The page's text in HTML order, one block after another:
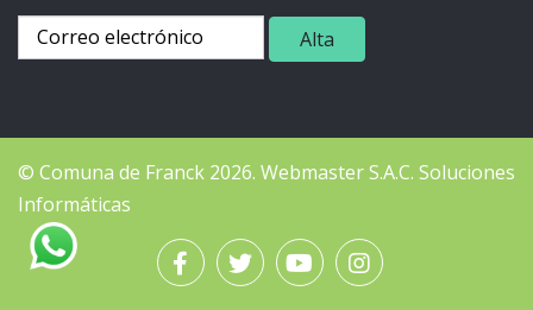
© Comuna de Franck 2026. WebmasterS.A.C. Soluciones
Informáticas